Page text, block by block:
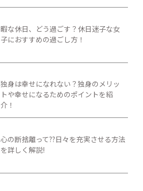
暇な休日、どう過ごす？休日迷子な女
子におすすめの過ごし方！
独身は幸せになれない？独身のメリッ
トや幸せになるためのポイントを紹
介！
心の断捨離って??日々を充実させる方法
を詳しく解説!